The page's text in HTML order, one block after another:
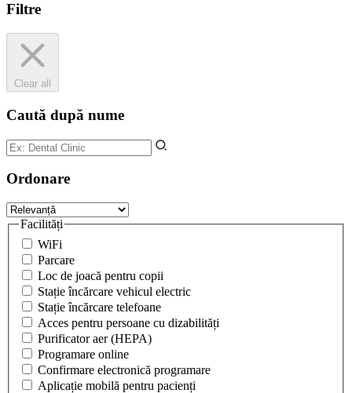
Filtre
Clear all
Caută după nume
Ordonare
Facilități
WiFi
Parcare
Loc de joacă pentru copii
Stație încărcare vehicul electric
Stație încărcare telefoane
Acces pentru persoane cu dizabilități
Purificator aer (HEPA)
Programare online
Confirmare electronică programare
Aplicație mobilă pentru pacienți